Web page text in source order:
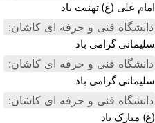
امام علی (ع) تهنیت باد
دانشگاه فنی و حرفه ای کاشان:
سلیمانی گرامی باد
دانشگاه فنی و حرفه ای کاشان:
سلیمانی گرامی باد
دانشگاه فنی و حرفه ای کاشان:
(ع) مبارک باد